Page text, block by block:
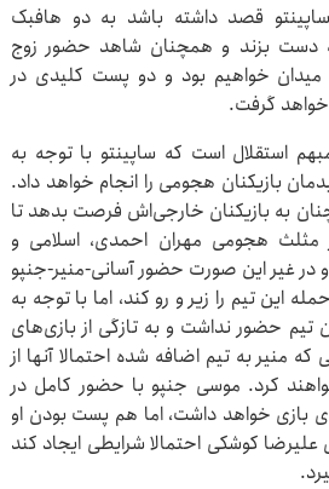
قصد داشته باشد به دو هافبک
دست بزند و همچنان شاهد حضور زوج
خواهیم بود و دو پست کلیدی در
خواهد گرفت.
استقلال است که ساپینتو با توجه به
بازیکنان هجومی را انجام خواهد داد.
به بازیکنان خارجی‌اش فرصت بدهد تا
مثلث هجومی مهران احمدی، اسلامی و
در غیر این صورت حضور آسانی-منیر-جنپو
این تیم را زیر و رو کند، اما با توجه به
تیم حضور نداشت و به تازگی از بازی‌های
منیر به تیم اضافه شده احتمالا آنها از
کرد. موسی جنپو با حضور کامل در
بازی خواهد داشت، اما هم پست بودن او
علیرضا کوشکی احتمالا شرایطی ایجاد کند